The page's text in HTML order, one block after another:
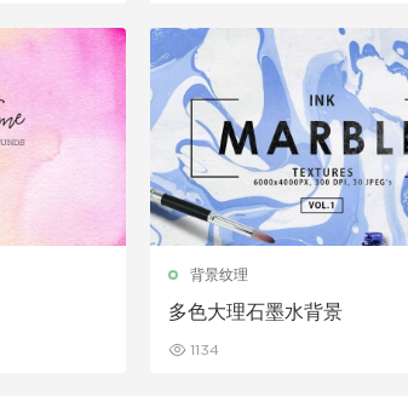
背景纹理
多色大理石墨水背景
1134